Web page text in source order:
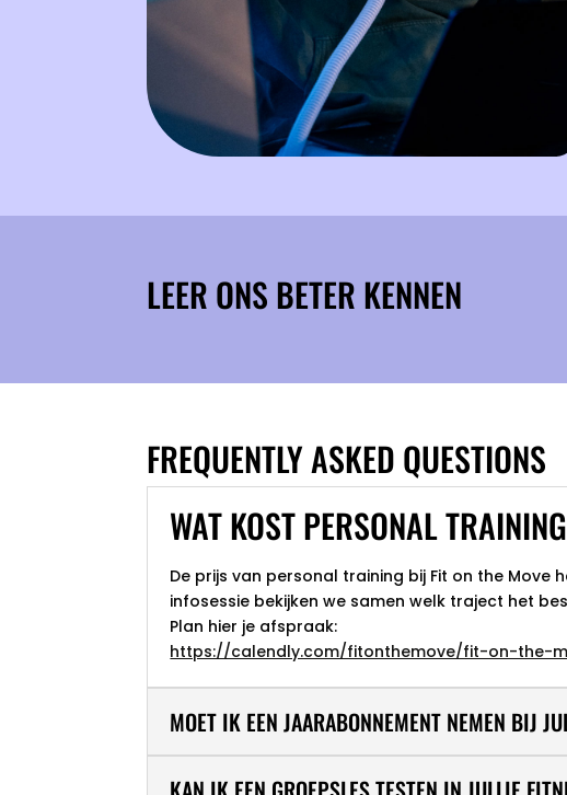
LEER ONS BETER KENNEN
FREQUENTLY ASKED QUESTIONS
WAT KOST PERSONAL
De prijs van personal training bij Fit on the Move
infosessie bekijken we samen welk traject het
Plan hier je afspraak:
https://calendly.com/fitonthemove/fit-on-the-
MOET IK EEN JAARABONNEMENT NEMEN BIJ